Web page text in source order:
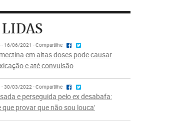
- 16/06/2021 - Compartilhe
em altas doses pode causar
e até convulsão
- 30/03/2022 - Compartilhe
e perseguida pelo ex desabafa:
que provar que não sou louca'